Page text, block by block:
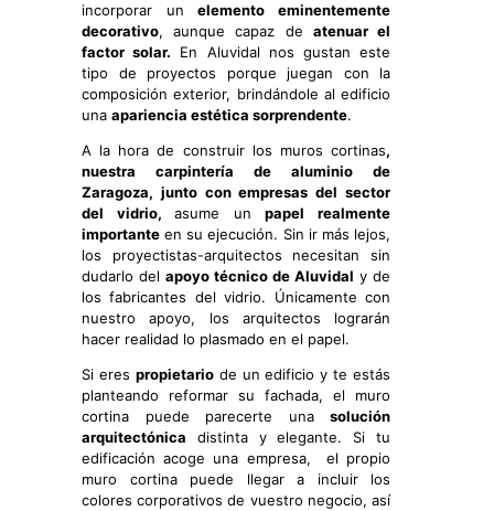
incorporar unelemento eminentemente
decorativo, aunque capaz de atenuar el
factor solar. En Aluvidal nos gustan este
tipo de proyectos porque juegan con la
composición exterior, brindándole al edificio
una apariencia estética sorprendente.
A la hora de construir los muros cortinas,
nuestra carpintería de aluminio de
Zaragoza, junto con empresas del sector
del vidrio,asume unpapel realmente
importante en su ejecución. Sin ir más lejos,
los proyectistas-arquitectos necesitan sin
dudarlo del apoyo técnico de Aluvidal y de
los fabricantes del vidrio. Únicamente con
nuestro apoyo, los arquitectos lograrán
hacer realidad lo plasmado en el papel.
Si eres propietariode un edificio y te estás
planteando reformar su fachada, el muro
cortina puede parecerte una solución
arquitectónica distinta y elegante. Si tu
edificación acoge una empresa, el propio
muro cortina puede llegar a incluir los
colores corporativos de vuestro negocio, así